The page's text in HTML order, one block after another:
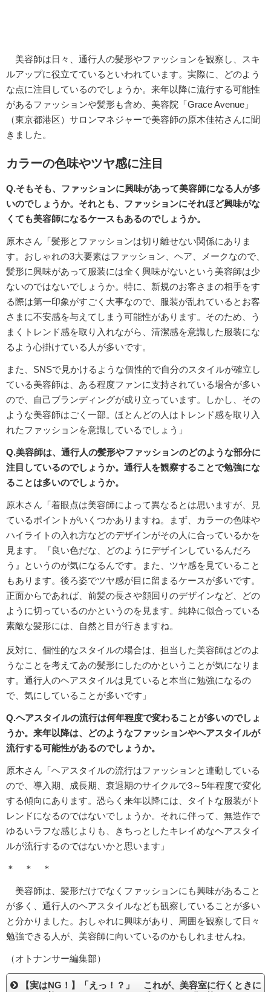
美容師は日々、通行人の髪形やファッションを観察し、スキ
ルアップに役立てているといわれています。実際に、どのよう
な点に注目しているのでしょうか。来年以降に流行する可能性
があるファッションや髪形も含め、美容院「Grace Avenue」
（東京都港区）サロンマネジャーで美容師の原木佳祐さんに聞
きました。
カラーの色味やツヤ感に注目
Q.そもそも、ファッションに興味があって美容師になる人が多
いのでしょうか。それとも、ファッションにそれほど興味がな
くても美容師になるケースもあるのでしょうか。
原木さん「髪形とファッションは切り離せない関係にありま
す。おしゃれの3大要素はファッション、ヘア、メークなので、
髪形に興味があって服装には全く興味がないという美容師は少
ないのではないでしょうか。特に、新規のお客さまの相手をす
る際は第一印象がすごく大事なので、服装が乱れているとお客
さまに不安感を与えてしまう可能性があります。そのため、う
まくトレンド感を取り入れながら、清潔感を意識した服装にな
るよう心掛けている人が多いです。
また、SNSで見かけるような個性的で自分のスタイルが確立し
ている美容師は、ある程度ファンに支持されている場合が多い
ので、自己ブランディングが成り立っています。しかし、その
ような美容師はごく一部。ほとんどの人はトレンド感を取り入
れたファッションを意識しているでしょう」
Q.美容師は、通行人の髪形やファッションのどのような部分に
注目しているのでしょうか。通行人を観察することで勉強にな
ることは多いのでしょうか。
原木さん「着眼点は美容師によって異なるとは思いますが、見
ているポイントがいくつかありますね。まず、カラーの色味や
ハイライトの入れ方などのデザインがその人に合っているかを
見ます。『良い色だな、どのようにデザインしているんだろ
う』というのが気になるんです。また、ツヤ感を見ていること
もあります。後ろ姿でツヤ感が目に留まるケースが多いです。
正面からであれば、前髪の長さや顔回りのデザインなど、どの
ように切っているのかというのを見ます。純粋に似合っている
素敵な髪形には、自然と目が行きますね。
反対に、個性的なスタイルの場合は、担当した美容師はどのよ
うなことを考えてあの髪形にしたのかということが気になりま
す。通行人のヘアスタイルは見ていると本当に勉強になるの
で、気にしていることが多いです」
Q.ヘアスタイルの流行は何年程度で変わることが多いのでしょ
うか。来年以降は、どのようなファッションやヘアスタイルが
流行する可能性があるのでしょうか。
原木さん「ヘアスタイルの流行はファッションと連動している
ので、導入期、成長期、衰退期のサイクルで3～5年程度で変化
する傾向にあります。恐らく来年以降には、タイトな服装がト
レンドになるのではないでしょうか。それに伴って、無造作で
ゆるいラフな感じよりも、きちっとしたキレイめなヘアスタイ
ルが流行するのではないかと思います」
＊ ＊ ＊
美容師は、髪形だけでなくファッションにも興味があること
が多く、通行人のヘアスタイルなども観察していることが多い
と分かりました。おしゃれに興味があり、周囲を観察して日々
勉強できる人が、美容師に向いているのかもしれませんね。
（オトナンサー編集部）
【実はNG！】「えっ！？」 これが、美容室に行くときに